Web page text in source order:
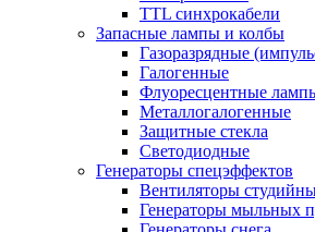
TTL синхрокабели
Запасные лампы и колбы
Газоразрядные
Галогенные
Флуоресцентные
Металлогалогенные
Защитные стекла
Светодиодные
Генераторы спецэффектов
Вентиляторы
Генераторы мыльных